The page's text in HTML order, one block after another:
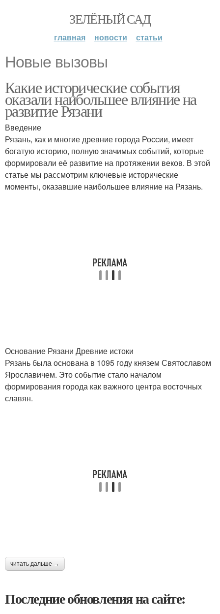
ЗЕЛЁНЫЙ САД
главная новости статьи
Новые вызовы
Какие исторические события
оказали наибольшее влияние на
развитие Рязани
Введение
Рязань, как и многие древние города России, имеет
богатую историю, полную значимых событий, которые
формировали её развитие на протяжении веков. В этой
статье мы рассмотрим ключевые исторические
моменты, оказавшие наибольшее влияние на Рязань.
Основание Рязани Древние истоки
Рязань была основана в 1095 году князем Святославом
Ярославичем. Это событие стало началом
формирования города как важного центра восточных
славян.
читать дальше →
Последние обновления на сайте: